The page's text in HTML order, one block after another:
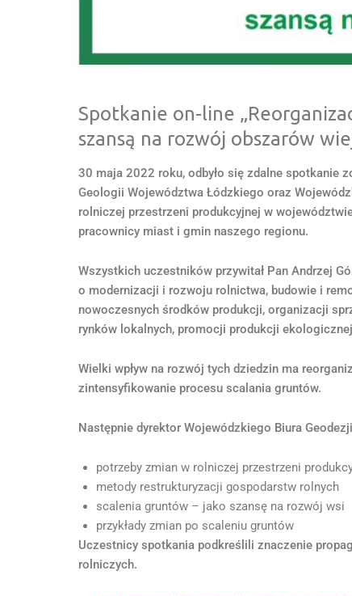
Spotkanie on-line
szansą na rozwój obszarów
30 maja 2022 roku, odbyło się zdalne spotkanie
Geologii Województwa Łódzkiego oraz
rolniczej przestrzeni produkcyjnej w
pracownicy miast i gmin naszego regionu.
Wszystkich uczestników przywitał Pan Andrzej
o modernizacji i rozwoju rolnictwa, budowie i
nowoczesnych środków produkcji, organizacji
rynków lokalnych, promocji produkcji
Wielki wpływ na rozwój tych dziedzin ma
zintensyfikowanie procesu scalania gruntów.
Następnie dyrektor Wojewódzkiego Biura
potrzeby zmian w rolniczej przestrzeni
metody restrukturyzacji gospodarstw rolnych
scalenia gruntów – jako szansę na rozwój wsi
przykłady zmian po scaleniu gruntów
Uczestnicy spotkania podkreślili znaczenie
rolniczych.